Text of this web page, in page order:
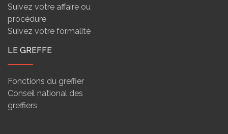
Suivez votre affaire ou
procédure
Suivez votre formalité
LE GREFFE
Fonctions du greffier
Conseil national des
greffiers